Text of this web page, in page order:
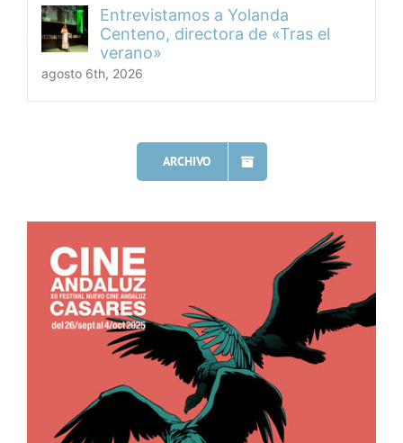
Entrevistamos a Yolanda
Centeno, directora de «Tras el
verano»
agosto 6th, 2026
ARCHIVO